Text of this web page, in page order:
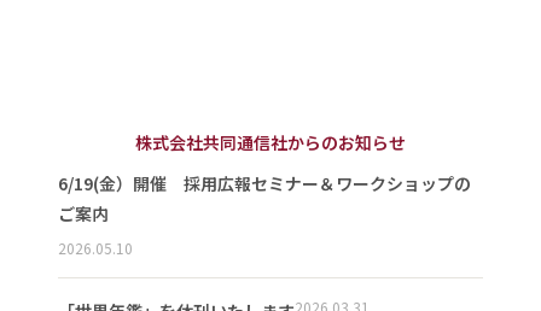
株式会社共同通信社からのお知らせ
6/19(金）開催 採用広報セミナー＆ワークショップの
ご案内
2026.05.10